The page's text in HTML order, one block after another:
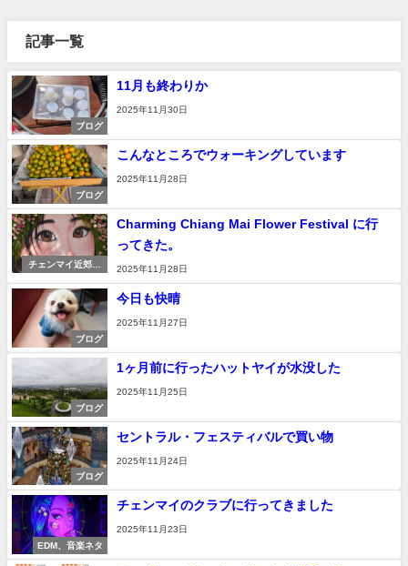
記事一覧
ブログ
11月も終わりか
2025年11月30日
ブログ
こんなところでウォーキングしています
2025年11月28日
チェンマイ近郊の
Charming Chiang Mai Flower Festival に行
ってきた。
2025年11月28日
ブログ
今日も快晴
2025年11月27日
ブログ
1ヶ月前に行ったハットヤイが水没した
2025年11月25日
ブログ
セントラル・フェスティバルで買い物
2025年11月24日
EDM、音楽ネタ
チェンマイのクラブに行ってきました
2025年11月23日